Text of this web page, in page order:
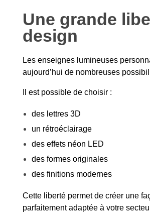
Une grande
design
Les enseignes lumineuses
aujourd’hui de nombreuses
Il est possible de choisir :
des lettres 3D
un rétroéclairage
des effets néon LED
des formes originales
des finitions modernes
Cette liberté permet de créer une
parfaitement adaptée à votre